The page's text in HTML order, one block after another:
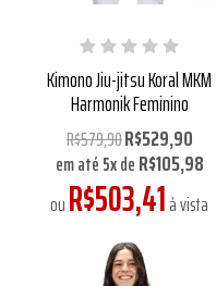
Kimono Jiu-jitsu Koral MKM
Harmonik Feminino
R$579,90R$529,90
em até5xdeR$105,98
ouR$503,41à vista